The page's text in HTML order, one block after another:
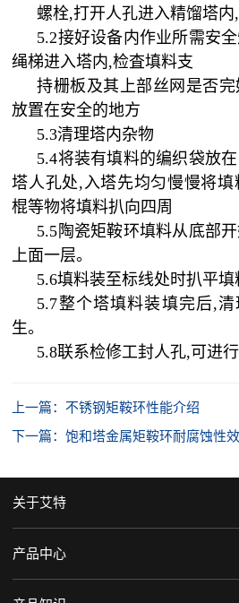
螺栓,打开人孔进入精馏塔
5.2接好设备内作业所需安
绳梯进入塔内,检査填料支
持栅板及其上部丝网是否完
放置在安全的地方
5.3清理塔内杂物
5.4将装有填料的编织袋放
塔人孔处,入塔先均匀慢慢将
棍等物将填料扒向四周
5.5陶瓷矩鞍环填料从底部
上面一层。
5.6填料装至标线处时扒平填
5.7整个塔填料装填完后,
生。
5.8联系检修工封人孔,可进
上一篇：不锈钢矩鞍环性能介绍
下一篇：饱和塔金属矩鞍环耐腐蚀性
关于艾特
产品中心